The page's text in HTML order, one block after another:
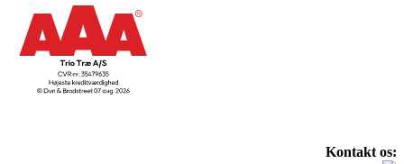
Kontakt os: